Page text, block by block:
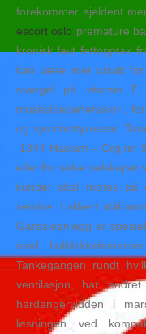
forekommer sjeldent
escort oslo premature
kronisk lavt fettopptak
kan være mer utsatt
mangel på vitamin E
muskeldegenerasjon,
og synsforstyrrelser.
1344 Haslum – Org.nr:
eller for selve selskapet
kunder skal møtes på
service. Lakkert
Garasjeanlegg er
med
Tankegangen rundt
ventilasjon, har
hardangervidden i
løsningen ved